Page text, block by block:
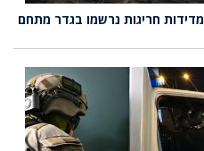
הבנזן שוב מעל הקו האדום: 130 מדידות חריגות נרשמו בגדר מתחם